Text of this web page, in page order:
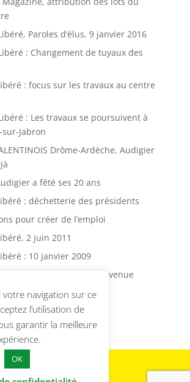
Paroles d’élus, 9 janvier 2016
: Changement de tuyaux des
: focus sur les travaux au centre
: Les travaux se poursuivent à
Jabron
Drôme-Ardèche, Audigier
a fêté ses 20 ans
: déchetterie des présidents
pour créer de l’emploi
2 juin 2011
: 10 janvier 2009
: grosse fuite d’eau avenue
30 décembre 2008
navigation sur ce
l’utilisation de
garantir la meilleure
OK